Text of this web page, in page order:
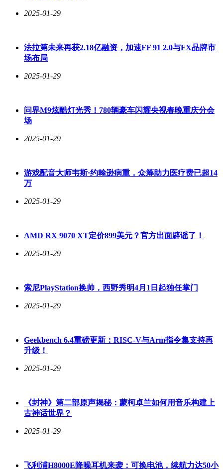
2025-01-29
法拉第未来再获2.18亿融资，加速FF 91 2.0与FX品牌市
场布局
2025-01-29
问界M9炫酷灯光秀！780辆豪车闪耀央视春晚重庆分会
场
2025-01-29
游戏配音大师韦斯·约翰逊病重，众筹助力医疗费已超14
万
2025-01-29
AMD RX 9070 XT定价899美元？官方出面辟谣了！
2025-01-29
索尼PlayStation换帅，西野秀明4月1日起独任掌门
2025-01-29
Geekbench 6.4重磅更新：RISC-V与Arm指令集支持再
升级！
2025-01-29
《封神》第二部原声揭秘：蒙柯卓兰如何用音乐构建上
古神话世界？
2025-01-29
飞利浦H8000E降噪耳机来袭：可换电池，续航力达50小